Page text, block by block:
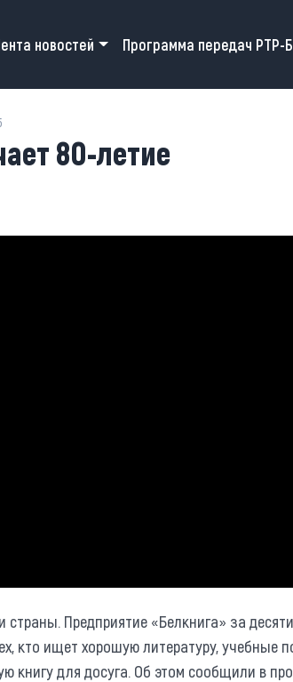
navigation
новостей Программа передач РТР-
80-летие
Предприятие «Белкнига» за
кто ищет хорошую литературу, учебные
книгу для досуга. Об этом сообщили в